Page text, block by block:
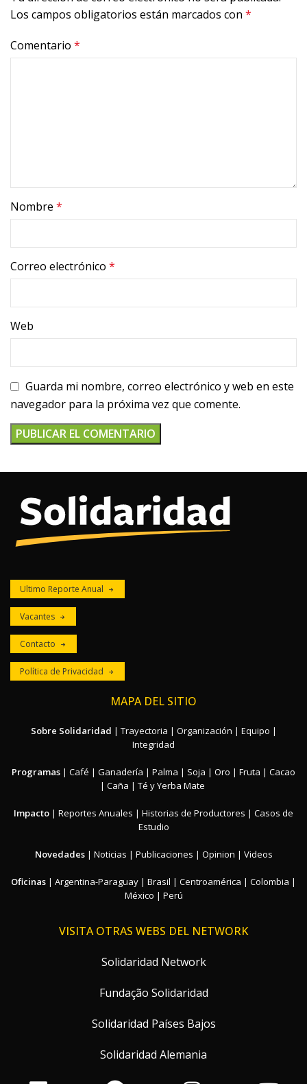
Los campos obligatorios están marcados con *
Comentario *
Nombre *
Correo electrónico *
Web
Guarda mi nombre, correo electrónico y web en este
navegador para la próxima vez que comente.
Ultimo Reporte Anual
Vacantes
Contacto
Política de Privacidad
MAPA DEL SITIO
Sobre Solidaridad | Trayectoria | Organización | Equipo |
Integridad
Programas | Café | Ganadería | Palma | Soja | Oro | Fruta | Cacao
| Caña | Té y Yerba Mate
Impacto | Reportes Anuales | Historias de Productores | Casos de
Estudio
Novedades| Noticias | Publicaciones | Opinion | Videos
Oficinas | Argentina-Paraguay | Brasil | Centroamérica | Colombia |
México | Perú
VISITA OTRAS WEBS DEL NETWORK
Solidaridad Network
Fundação Solidaridad
Solidaridad Países Bajos
Solidaridad Alemania